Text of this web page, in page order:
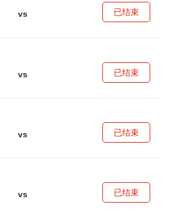
vs
已结束
vs
已结束
vs
已结束
vs
已结束